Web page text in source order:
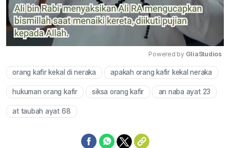
Mute
Powered by GliaStudios
orang kafir kekal di neraka apakah orang kafir kekal neraka
hukuman orang kafir siksa orang kafir an naba ayat 23
at taubah ayat 68